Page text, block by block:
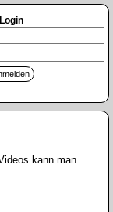
Login
kann man